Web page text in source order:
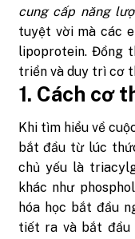
cung cấp năng
tuyệt vời mà các
lipoprotein. Đồng
triển và duy trì cơ
1. Cách cơ
Khi tìm hiểu về
bắt đầu từ lúc
chủ yếu là
khác như
hóa học bắt đầu
tiết ra và bắt đầu